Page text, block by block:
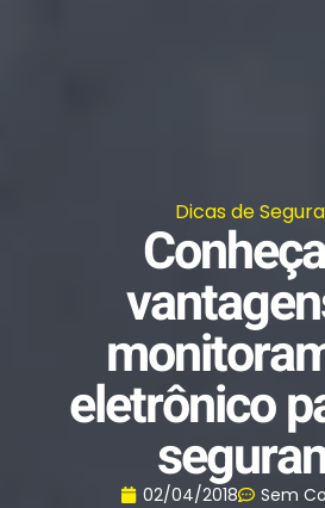
Dicas de
eletrônico
02/04/2018 Sem